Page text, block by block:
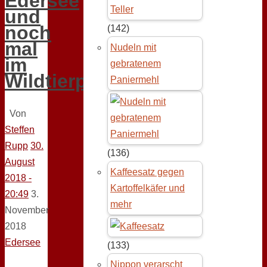
und
noch
mal
im
Wildtierpark
Von
Steffen
Rupp 30.
August
2018 -
20:49 3.
November
2018
Edersee
(142)
Nudeln mit
gebratenem
Paniermehl
(136)
Kaffeesatz gegen
Kartoffelkäfer und
mehr
(133)
Nippon verarscht